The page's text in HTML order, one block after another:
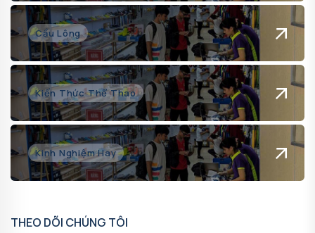
Cầu Lông
Kiến Thức Thể Thao
Kinh Nghiệm Hay
THEO DÕI CHÚNG TÔI